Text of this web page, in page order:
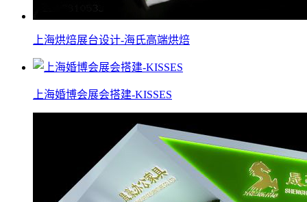
上海烘焙展台设计-海氏高端烘焙
上海婚博会展会搭建-KISSES